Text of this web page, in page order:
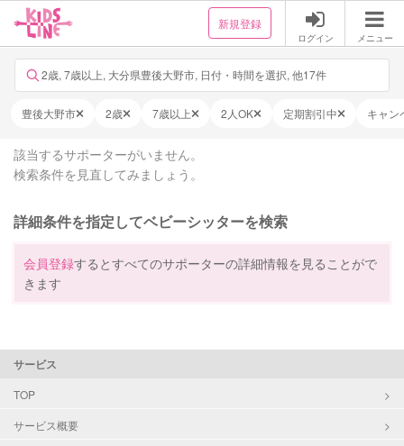
新規登録
ログイン メニュー
2歳, 7歳以上, 大分県豊後大野市, 日付・時間を選択, 他17件
豊後大野市 2歳 7歳以上 2人OK 定期割引中 キャン
該当するサポーターがいません。
検索条件を見直してみましょう。
詳細条件を指定してベビーシッターを検索
会員登録するとすべてのサポーターの詳細情報を見ることがで
きます
サービス
TOP
サービス概要